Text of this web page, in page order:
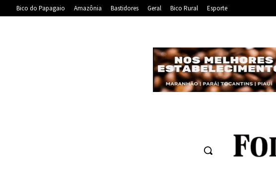
Bico do Papagaio Amazônia Bastidores Geral Bico Rural Esporte